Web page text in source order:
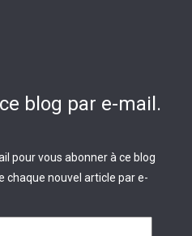
blog par e-mail.
pour vous abonner à ce blog
chaque nouvel article par e-